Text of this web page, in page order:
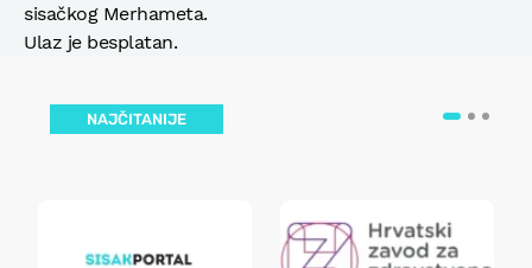
sisačkog Merhameta.
Ulaz je besplatan.
NAJČITANIJE